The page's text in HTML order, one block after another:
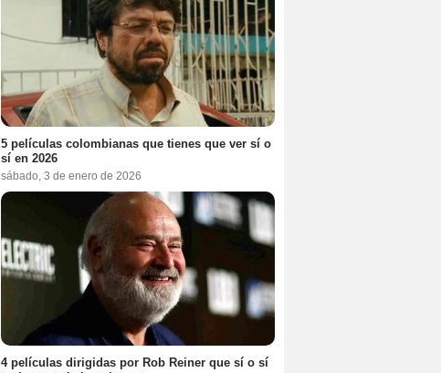
5 películas colombianas que tienes que ver sí o
sí en 2026
sábado, 3 de enero de 2026
4 películas dirigidas por Rob Reiner que sí o sí